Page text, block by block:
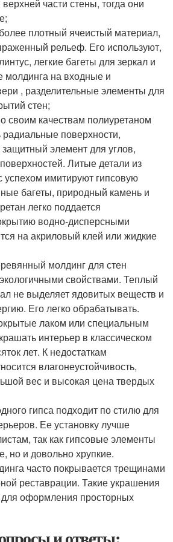
части стены, тогда они
плотный ячеистый материал,
рельеф. Его используют,
легкие багеты для зеркал и
молдинга на входные и
, разделительные элементы для
стен;
своим качествам полиуретаном
поверхности,
защитный элемент для углов,
Литые детали из
успехом имитируют гипсовую
багеты, природный камень и
легко поддается
водно-дисперсными
на акриловый клей или жидкие
молдинг для стен
свойствами. Теплый
не выделяет ядовитых веществ и
Его легко обрабатывать.
лаком или специальным
интерьер в классическом
лет. К недостаткам
влагонеустойчивость,
вес и высокая цена твердых
гипса подходит по стилю для
Ее установку лучше
так как гипсовые элементы
но и довольно хрупкие.
часто покрывается трещинами
реставрации. Такие украшения
оформления просторных